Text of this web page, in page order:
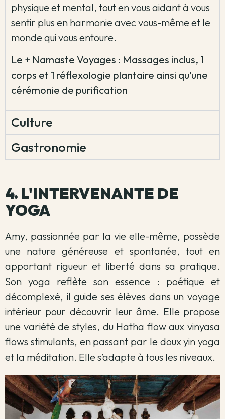
physique et mental, tout en vous aidant à vous
sentir plus en harmonie avec vous-même et le
monde qui vous entoure.
Le + Namaste Voyages : Massages inclus, 1
corps et 1 réflexologie plantaire ainsi qu’une
cérémonie de purification
Culture
Gastronomie
4. L'INTERVENANTE DE
YOGA
Amy, passionnée par la vie elle-même, possède
une nature généreuse et spontanée, tout en
apportant rigueur et liberté dans sa pratique.
Son yoga reflète son essence : poétique et
décomplexé, il guide ses élèves dans un voyage
intérieur pour découvrir leur âme. Elle propose
une variété de styles, du Hatha flow aux vinyasa
flows stimulants, en passant par le doux yin yoga
et la méditation. Elle s’adapte à tous les niveaux.